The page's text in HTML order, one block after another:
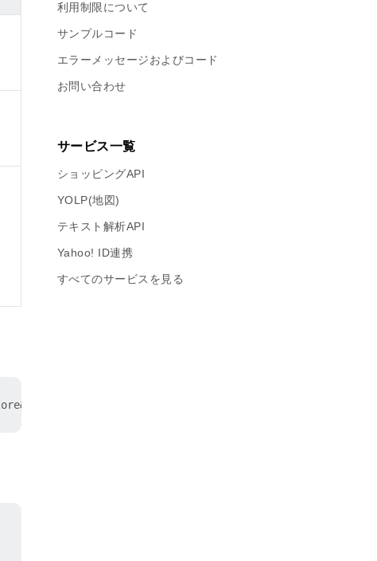
利用制限について
サンプルコード
エラーメッセージおよびコード
お問い合わせ
サービス一覧
ショッピングAPI
YOLP(地図)
テキスト解析API
Yahoo! ID連携
すべてのサービスを見る